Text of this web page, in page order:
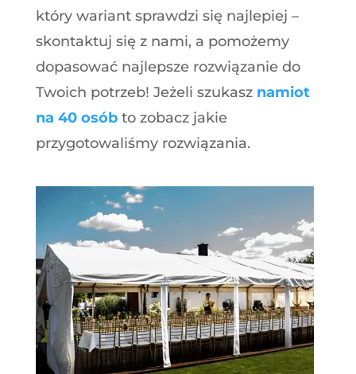
który wariant sprawdzi się najlepiej –
skontaktuj się z nami, a pomożemy
dopasować najlepsze rozwiązanie do
Twoich potrzeb! Jeżeli szukasz namiot
na 40 osóbto zobacz jakie
przygotowaliśmy rozwiązania.